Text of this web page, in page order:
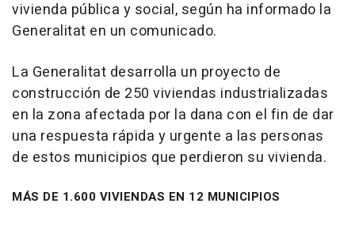
vivienda pública y social, según ha informado la
Generalitat en un comunicado.
La Generalitat desarrolla un proyecto de
construcción de 250 viviendas industrializadas
en la zona afectada por la dana con el fin de dar
una respuesta rápida y urgente a las personas
de estos municipios que perdieron su vivienda.
MÁS DE 1.600 VIVIENDAS EN 12 MUNICIPIOS